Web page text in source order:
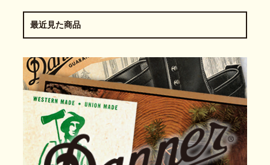
最近見た商品